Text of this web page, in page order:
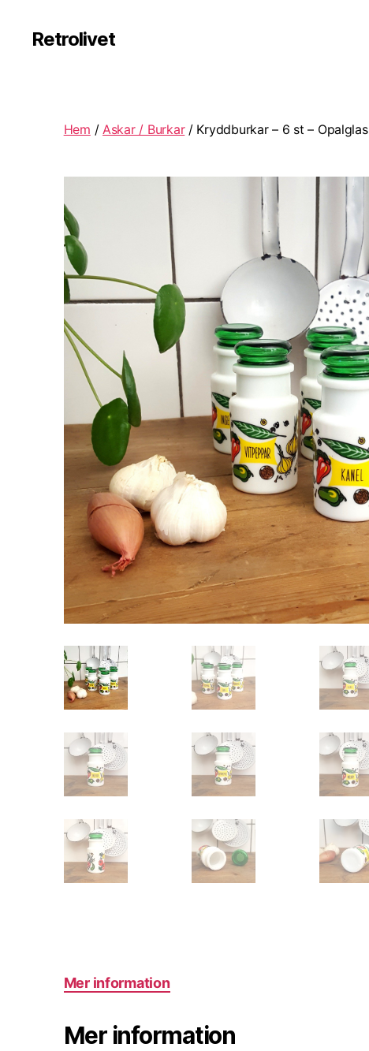
Retrolivet
Hem / Askar / Burkar/ Kryddburkar – 6 st –
Mer information
Mer information